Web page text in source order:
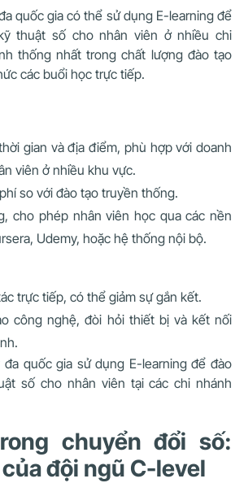
quốc gia có thể sử dụng E-learning để
thuật số cho nhân viên ở nhiều chi
thống nhất trong chất lượng đào tạo
các buổi học trực tiếp.
gian và địa điểm, phù hợp với doanh
viên ở nhiều khu vực.
so với đào tạo truyền thống.
cho phép nhân viên học qua các nền
Udemy, hoặc hệ thống nội bộ.
trực tiếp, có thể giảm sự gắn kết.
công nghệ, đòi hỏi thiết bị và kết nối
quốc gia sử dụng E-learning để đào
số cho nhân viên tại các chi nhánh
chuyển đổi số:
đội ngũ C-level